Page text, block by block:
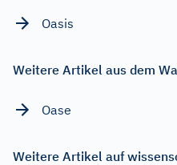
Oasis
Weitere Artikel aus dem
Oase
Weitere Artikel auf